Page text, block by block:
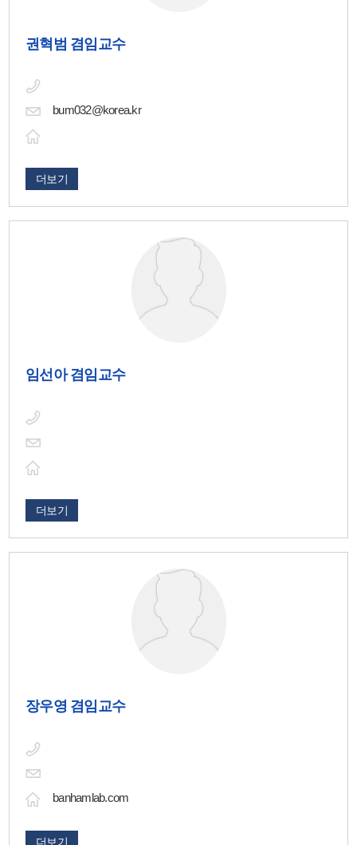
권혁범 겸임교수
bum032@korea.kr
더보기
임선아 겸임교수
더보기
장우영 겸임교수
banhamlab.com
더보기